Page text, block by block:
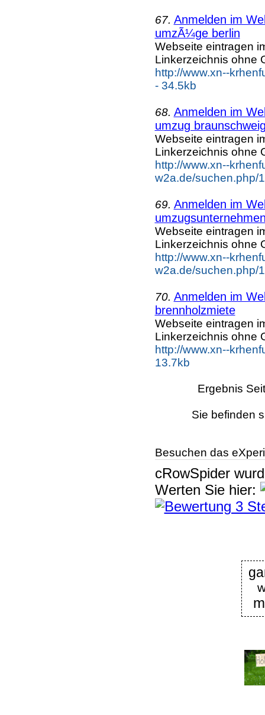
67. Anmelden im
umzÃ¼ge berlin
Webseite eintragen
Linkerzeichnis ohne
http://www.xn--
- 34.5kb
68. Anmelden im
umzug
Webseite eintragen
Linkerzeichnis ohne
http://www.xn--
w2a.de/suchen.php/
69. Anmelden im
Webseite eintragen
Linkerzeichnis ohne
http://www.xn--
w2a.de/suchen.php/
70. Anmelden im
brennholzmiete
Webseite eintragen
Linkerzeichnis ohne
http://www.xn--
13.7kb
Ergebnis
Sie befinden
Besuchen das
cRowSpider
Werten Sie hier: